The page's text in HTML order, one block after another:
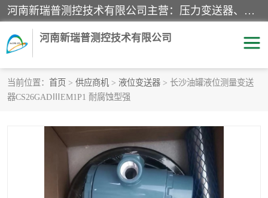
河南新瑞普测控技术有限公司主营：压力变送器、液位变送器、差压变送器、雷达料位计、电容物位计、温度显示控制仪表、电量变送器、流量计、工业自动化系统成套设备。
河南新瑞普测控技术有限公司
当前位置： 首页 > 供应商机 > 液位变送器 > 长沙油罐液位测量变送
器CS26GADⅢEM1P1 耐腐蚀型强
霍尼韦尔压力变送器
1151/3351产品分类 精巧型压力变送器
雷达料位计
标准型工业压力变送器 罐旁显示仪